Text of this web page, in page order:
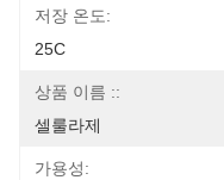
저장 온도:
25C
상품 이름 ::
셀룰라제
가용성: